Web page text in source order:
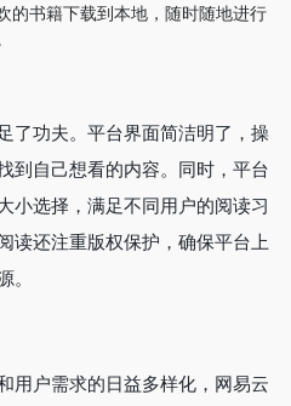
的书籍下载到本地，随时随地进行
了功夫。平台界面简洁明了，操
到自己想看的内容。同时，平台
小选择，满足不同用户的阅读习
读还注重版权保护，确保平台上
。
用户需求的日益多样化，网易云